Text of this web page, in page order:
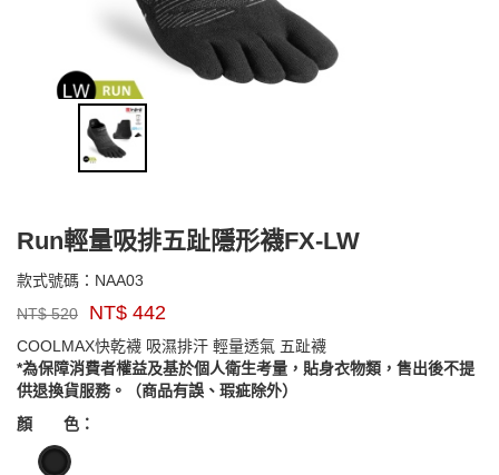
Run輕量吸排五趾隱形襪FX-LW
款式號碼： NAA03
牌：
injinji
NT$520 NT$ 442
COOLMAX快乾襪 吸濕排汗 輕量透氣 五趾襪
*為保障消費者權益及基於個人衛生考量，貼身衣物類，售出後不提
供退換貨服務。（商品有誤、瑕疵除外）
GOODS000000000000003894137
顏 色：